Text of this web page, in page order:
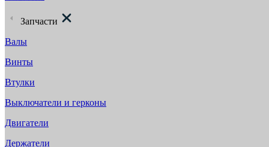
Запчасти
Валы
Винты
Втулки
Выключатели и герконы
Двигатели
Держатели